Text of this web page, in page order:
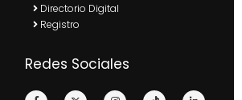
Directorio Digital
Registro
Redes Sociales